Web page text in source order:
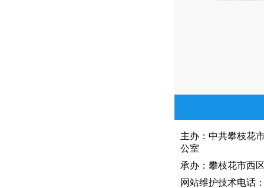
主办：中共攀枝
公室
承办：攀枝花市西
网站维护技术电话